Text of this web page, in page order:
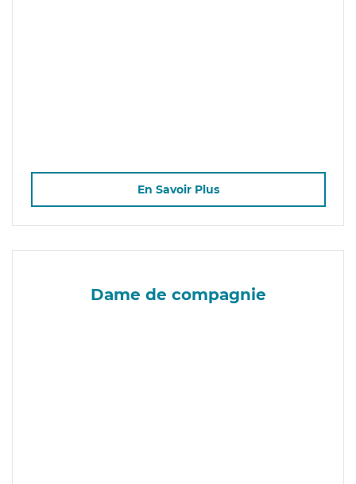
En Savoir Plus
Dame de compagnie